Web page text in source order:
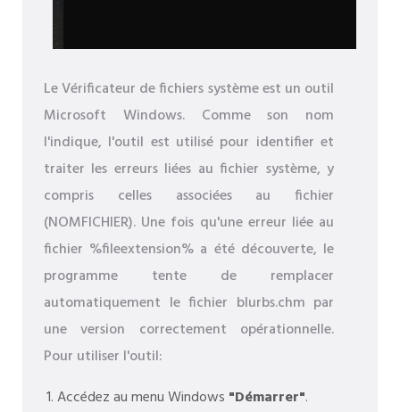
Le Vérificateur de fichiers système est un outil
Microsoft Windows. Comme son nom
l'indique, l'outil est utilisé pour identifier et
traiter les erreurs liées au fichier système, y
compris celles associées au fichier
(NOMFICHIER). Une fois qu'une erreur liée au
fichier %fileextension% a été découverte, le
programme tente de remplacer
automatiquement le fichier blurbs.chm par
une version correctement opérationnelle.
Pour utiliser l'outil:
Accédez au menu Windows "Démarrer".